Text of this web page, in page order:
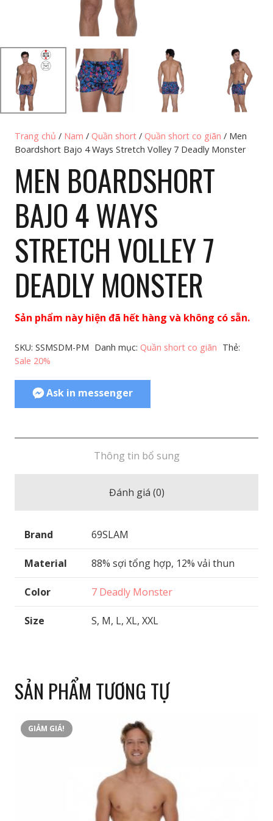
Trang chủ / Nam / Quần short / Quần short co giãn / Men
Boardshort Bajo 4 Ways Stretch Volley 7 Deadly Monster
MEN BOARDSHORT
BAJO 4 WAYS
STRETCH VOLLEY 7
DEADLY MONSTER
Sản phẩm này hiện đã hết hàng và không có sẵn.
SKU: SSMSDM-PM Danh mục: Quần short co giãn Thẻ:
Sale 20%
Ask in messenger
Thông tin bổ sung
Đánh giá (0)
Brand 69SLAM
Material 88% sợi tổng hợp, 12% vải thun
Color 7 Deadly Monster
Size S, M, L, XL, XXL
SẢN PHẨM TƯƠNG TỰ
GIẢM GIÁ!